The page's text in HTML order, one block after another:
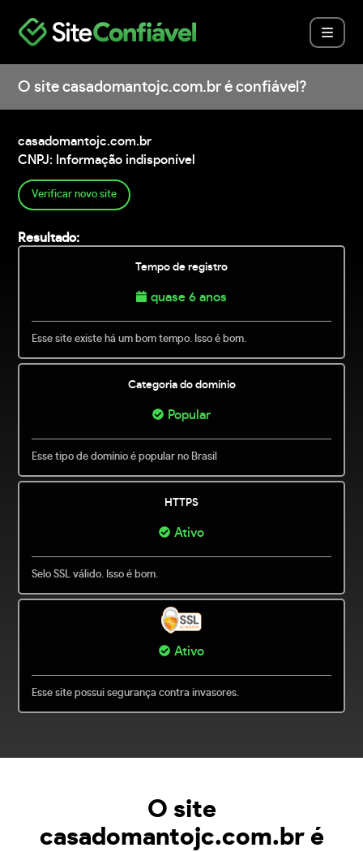
O site casadomantojc.com.br é confiável?
casadomantojc.com.br
CNPJ: Informação indisponível
Verificar novo site
Resultado:
Tempo de registro
quase 6 anos
Esse site existe há um bom tempo. Isso é bom.
Categoria do domínio
Popular
Esse tipo de domínio é popular no Brasil
HTTPS
Ativo
Selo SSL válido. Isso é bom.
Ativo
Esse site possui segurança contra invasores.
O site
casadomantojc.com.br é